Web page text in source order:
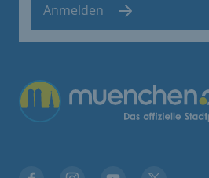
Anmelden
Übergreifende Links